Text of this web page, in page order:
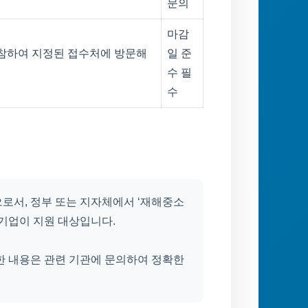
문의
하여 지정된 접수처에 방문해
마감
일 준
수 필
수
서, 정부 또는 지자체에서 ‘재해중소
업이 지원 대상입니다.
내용은 관련 기관에 문의하여 정확한